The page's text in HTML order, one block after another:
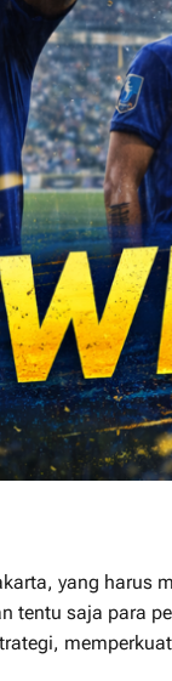
, yang harus
saja para